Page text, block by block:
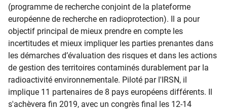
(programme de recherche conjoint de la plateforme
européenne de recherche en radioprotection). Il a pour
objectif principal de mieux prendre en compte les
incertitudes et mieux impliquer les parties prenantes dans
les démarches d’évaluation des risques et dans les actions
de gestion des territoires contaminés durablement par la
radioactivité environnementale. Piloté par l'IRSN, il
implique 11 partenaires de 8 pays européens différents. Il
s'achèvera fin 2019, avec un congrès final les 12-14